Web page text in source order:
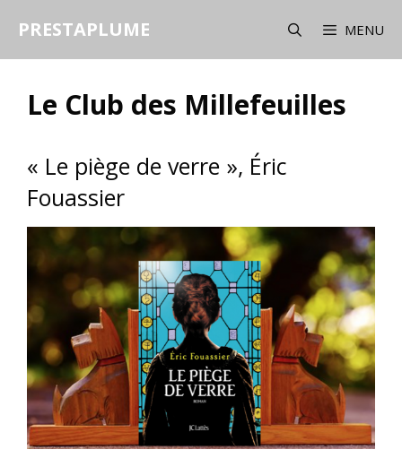
PRESTAPLUME MENU
Le Club des Millefeuilles
« Le piège de verre », Éric
Fouassier